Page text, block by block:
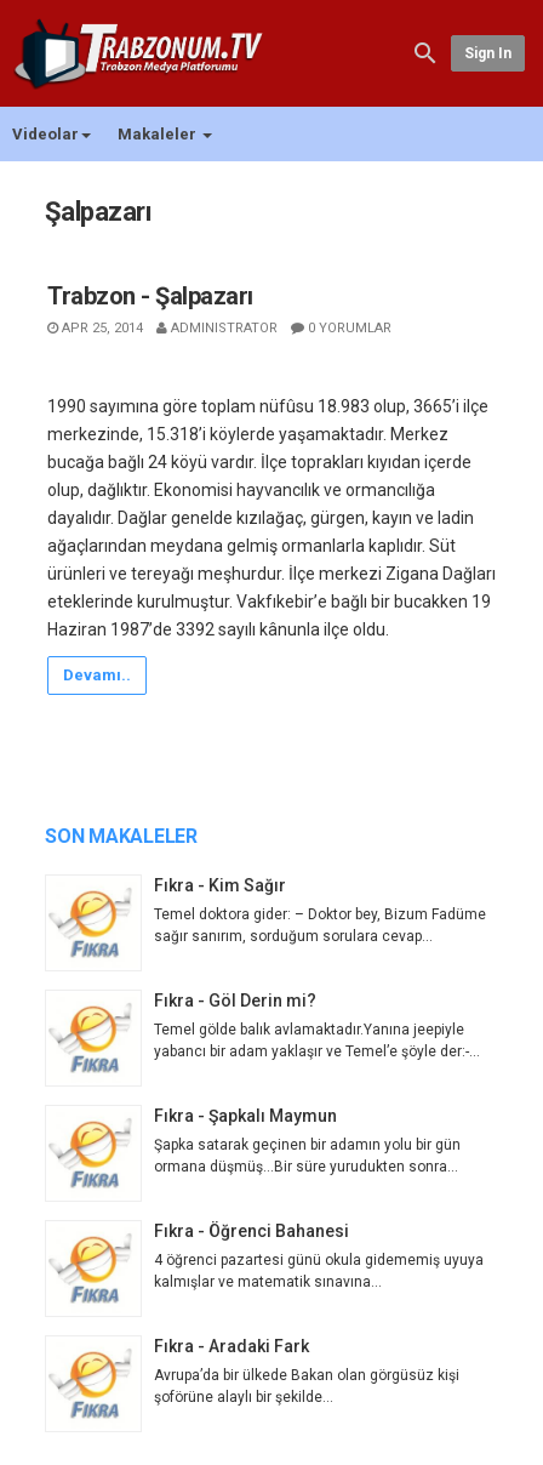
Sign In
Videolar Makaleler
Şalpazarı
Trabzon - Şalpazarı
APR 25, 2014 ADMINISTRATOR 0 YORUMLAR
1990 sayımına göre toplam nüfûsu 18.983 olup, 3665’i ilçe
merkezinde, 15.318’i köylerde yaşamaktadır. Merkez
bucağa bağlı 24 köyü vardır. İlçe toprakları kıyıdan içerde
olup, dağlıktır. Ekonomisi hayvancılık ve ormancılığa
dayalıdır. Dağlar genelde kızılağaç, gürgen, kayın ve ladin
ağaçlarından meydana gelmiş ormanlarla kaplıdır. Süt
ürünleri ve tereyağı meşhurdur. İlçe merkezi Zigana Dağları
eteklerinde kurulmuştur. Vakfıkebir’e bağlı bir bucakken 19
Haziran 1987’de 3392 sayılı kânunla ilçe oldu.
Devamı..
SON MAKALELER
Fıkra - Kim Sağır
Temel doktora gider: – Doktor bey, Bizum Fadüme
sağır sanırım, sorduğum sorulara cevap...
Fıkra - Göl Derin mi?
Temel gölde balık avlamaktadır.Yanına jeepiyle
yabancı bir adam yaklaşır ve Temel’e şöyle der:-...
Fıkra - Şapkalı Maymun
Şapka satarak geçinen bir adamın yolu bir gün
ormana düşmüş...Bir süre yurudukten sonra...
Fıkra - Öğrenci Bahanesi
4 öğrenci pazartesi günü okula gidememiş uyuya
kalmışlar ve matematik sınavına...
Fıkra - Aradaki Fark
Avrupa’da bir ülkede Bakan olan görgüsüz kişi
şoförüne alaylı bir şekilde...